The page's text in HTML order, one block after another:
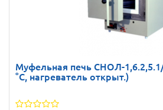
Муфельная печь СНОЛ-
°C, нагреватель открыт.)